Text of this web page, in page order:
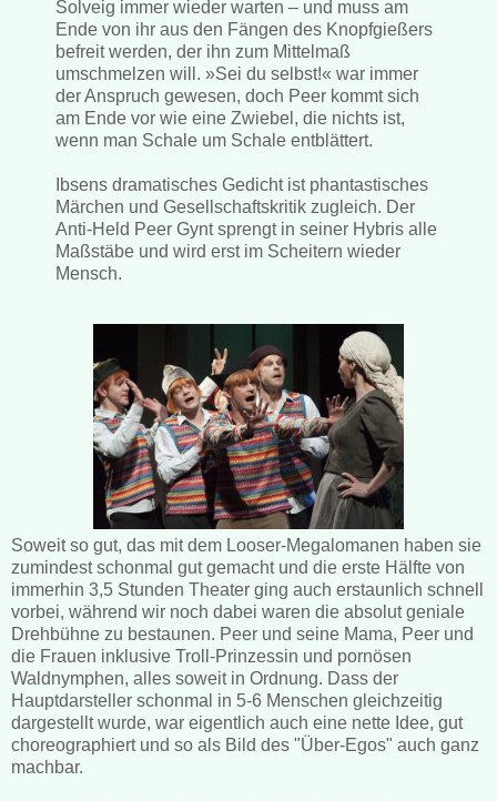
Solveig immer wieder warten – und muss am
Ende von ihr aus den Fängen des Knopfgießers
befreit werden, der ihn zum Mittelmaß
umschmelzen will. »Sei du selbst!« war immer
der Anspruch gewesen, doch Peer kommt sich
am Ende vor wie eine Zwiebel, die nichts ist,
wenn man Schale um Schale entblättert.
Ibsens dramatisches Gedicht ist phantastisches
Märchen und Gesellschaftskritik zugleich. Der
Anti-Held Peer Gynt sprengt in seiner Hybris alle
Maßstäbe und wird erst im Scheitern wieder
Mensch.
Soweit so gut, das mit dem Looser-Megalomanen haben sie
zumindest schonmal gut gemacht und die erste Hälfte von
immerhin 3,5 Stunden Theater ging auch erstaunlich schnell
vorbei, während wir noch dabei waren die absolut geniale
Drehbühne zu bestaunen. Peer und seine Mama, Peer und
die Frauen inklusive Troll-Prinzessin und pornösen
Waldnymphen, alles soweit in Ordnung. Dass der
Hauptdarsteller schonmal in 5-6 Menschen gleichzeitig
dargestellt wurde, war eigentlich auch eine nette Idee, gut
choreographiert und so als Bild des "Über-Egos" auch ganz
machbar.